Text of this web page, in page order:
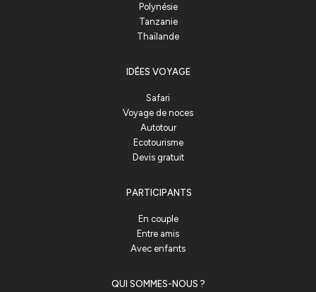
Polynésie
Tanzanie
Thaïlande
IDÉES VOYAGE
Safari
Voyage de noces
Autotour
Ecotourisme
Devis gratuit
PARTICIPANTS
En couple
Entre amis
Avec enfants
QUI SOMMES-NOUS ?